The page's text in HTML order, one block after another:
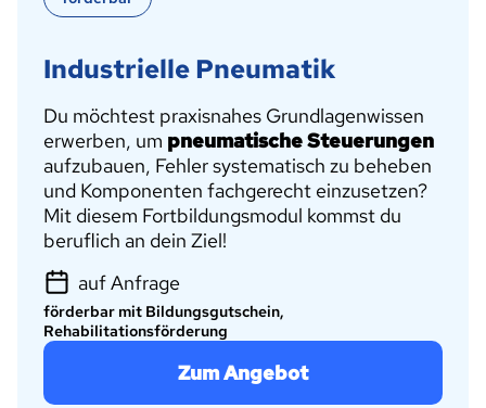
Industrielle Pneumatik
Du möchtest praxisnahes Grundlagenwissen
erwerben, um pneumatische Steuerungen
aufzubauen, Fehler systematisch zu beheben
und Komponenten fachgerecht einzusetzen?
Mit diesem Fortbildungsmodul kommst du
beruflich an dein Ziel!
auf Anfrage
förderbar mit Bildungsgutschein,
Rehabilitationsförderung
Zum Angebot